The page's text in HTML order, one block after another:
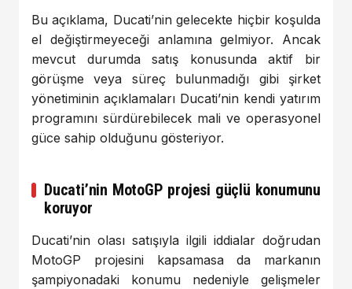
Bu açıklama, Ducati’nin gelecekte hiçbir koşulda
el değiştirmeyeceği anlamına gelmiyor. Ancak
mevcut durumda satış konusunda aktif bir
görüşme veya süreç bulunmadığı gibi şirket
yönetiminin açıklamaları Ducati’nin kendi yatırım
programını sürdürebilecek mali ve operasyonel
güce sahip olduğunu gösteriyor.
Ducati’nin MotoGP projesi güçlü konumunu
koruyor
Ducati’nin olası satışıyla ilgili iddialar doğrudan
MotoGP projesini kapsamasa da markanın
şampiyonadaki konumu nedeniyle gelişmeler